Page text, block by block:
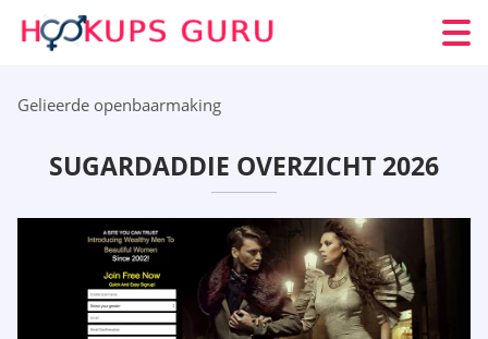
Gelieerde openbaarmaking
SUGARDADDIE OVERZICHT 2026